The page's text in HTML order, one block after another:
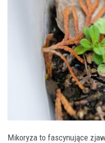
Mikoryza to fascynujące